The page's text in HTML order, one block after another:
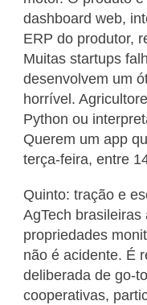
dashboard web,
ERP do produtor,
Muitas startups
desenvolvem um
horrível.
Python ou
Querem um app
terça-feira, entre
Quinto: tração e
AgTech
propriedades
não é acidente. É
deliberada de go-
cooperativas,